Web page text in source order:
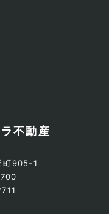
不動産
町905-1